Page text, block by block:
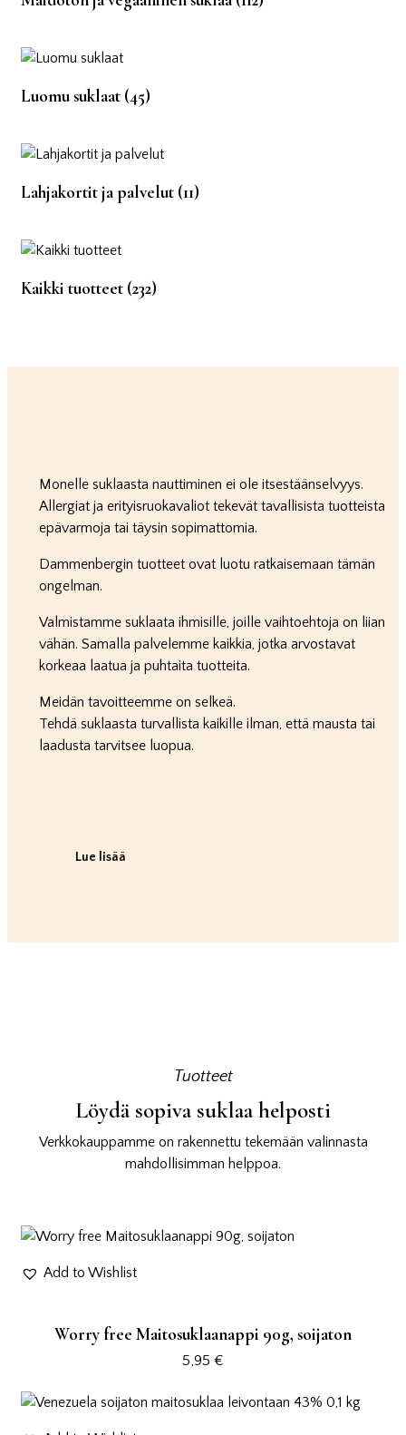
Luomu suklaat (45)
Lahjakortit ja palvelut (11)
Kaikki tuotteet (232)
Monelle suklaasta nauttiminen ei ole itsestäänselvyys.
Allergiat ja erityisruokavaliot tekevät tavallisista tuotteista
epävarmoja tai täysin sopimattomia.
Dammenbergin tuotteet ovat luotu ratkaisemaan tämän
ongelman.
Valmistamme suklaata ihmisille, joille vaihtoehtoja on liian
vähän. Samalla palvelemme kaikkia, jotka arvostavat
korkeaa laatua ja puhtaita tuotteita.
Meidän tavoitteemme on selkeä.
Tehdä suklaasta turvallista kaikille ilman, että mausta tai
laadusta tarvitsee luopua.
Lue lisää
Tuotteet
Löydä sopiva suklaa helposti
Verkkokauppamme on rakennettu tekemään valinnasta
mahdollisimman helppoa.
Add to Wishlist
Worry free Maitosuklaanappi 90g, soijaton
5,95 €